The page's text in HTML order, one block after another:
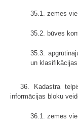
35.1. zemes
35.2. būves
35.3.
un
36. Kadastra
informācijas bloku
36.1. zemes